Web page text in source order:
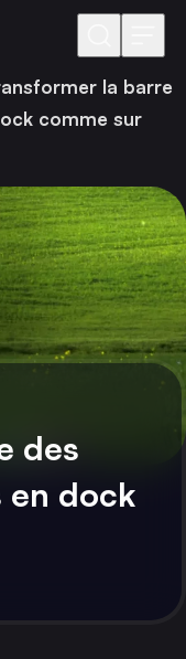
la barre
comme sur
des
en dock